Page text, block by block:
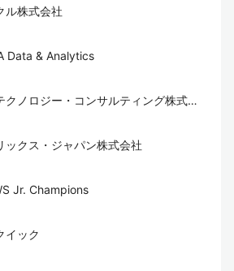
ル株式会社
Data & Analytics
クノロジー・コンサルティング株式会
ックス・ジャパン株式会社
Jr. Champions
イック